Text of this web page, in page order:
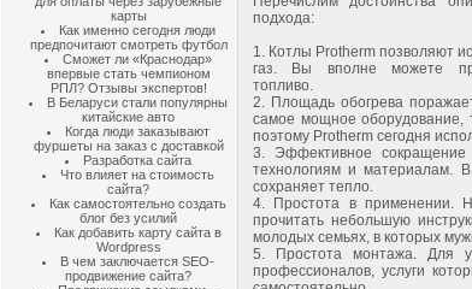
карты
Как именно сегодня люди
предпочитают смотреть футбол
Сможет ли «Краснодар»
впервые стать чемпионом
РПЛ? Отзывы экспертов!
В Беларуси стали популярны
китайские авто
Когда люди заказывают
фуршеты на заказ с доставкой
Разработка сайта
Что влияет на стоимость
сайта?
Как самостоятельно создать
блог без усилий
Как добавить карту сайта в
Wordpress
В чем заключается SEO-
продвижение сайта?
подхода:
1. Котлы Protherm позволяют
газ. Вы вполне можете
топливо.
2. Площадь обогрева
самое мощное оборудование,
поэтому Protherm сегодня
3. Эффективное сокращение
технологиям и материалам.
сохраняет тепло.
4. Простота в применении.
прочитать небольшую
молодых семьях, в которых
5. Простота монтажа. Для
профессионалов, услуги